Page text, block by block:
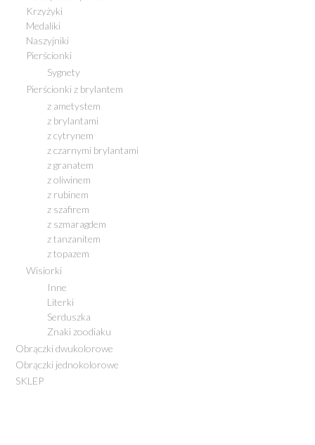
Krzyżyki
Medaliki
Naszyjniki
Pierścionki
Sygnety
Pierścionki z brylantem
z ametystem
z brylantami
z cytrynem
z czarnymi brylantami
z granatem
z oliwinem
z rubinem
z szafirem
z szmaragdem
z tanzanitem
z topazem
Wisiorki
Inne
Literki
Serduszka
Znaki zoodiaku
Obrączki dwukolorowe
Obrączki jednokolorowe
SKLEP